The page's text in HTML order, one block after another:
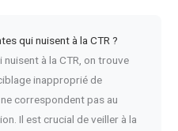
qui nuisent à la CTR ?
à la CTR, on trouve
inapproprié de
correspondent pas au
Il est crucial de veiller à la